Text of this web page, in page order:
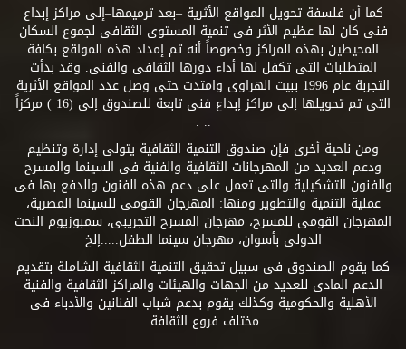
كما أن فلسفة تحويل المواقع الأثرية –بعد ترميمها–إلى مراكز إبداع
فنى كان لها عظيم الأثر فى تنمية المستوى الثقافى لجموع السكان
المحيطين بهذه المراكز وخصوصاً أنه تم إمداد هذه المواقع بكافة
المتطلبات التى تكفل لها أداء دورها الثقافى والفنى. وقد بدأت
التجربة عام 1996 ببيت الهراوى وامتدت حتى وصل عدد المواقع الأثرية
التى تم تحويلها إلى مراكز إبداع فنى تابعة للصندوق إلى (16 ) مركزاً
.. .
ومن ناحية أخرى فإن صندوق التنمية الثقافية يتولى إدارة وتنظيم
ودعم العديد من المهرجانات الثقافية والفنية فى السينما والمسرح
والفنون التشكيلية والتى تعمل على دعم هذه الفنون والدفع بها فى
عملية التنمية والتطوير ومنها: المهرجان القومى للسينما المصرية،
المهرجان القومى للمسرح، مهرجان المسرح التجريبى، سمبوزيوم النحت
الدولى بأسوان، مهرجان سينما الطفل.....إلخ
كما يقوم الصندوق فى سبيل تحقيق التنمية الثقافية الشاملة بتقديم
الدعم المادى للعديد من الجهات والهيئات والمراكز الثقافية والفنية
الأهلية والحكومية وكذلك يقوم بدعم شباب الفنانين والأدباء فى
مختلف فروع الثقافة.